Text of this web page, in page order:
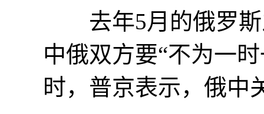
去年5月的俄罗斯
中俄双方要“不为一
时，普京表示，俄中